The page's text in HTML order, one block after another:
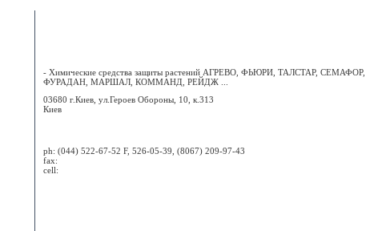
- Химические средства защиты растений АГРЕВО, ФЬЮРИ, ТАЛСТАР, СЕМАФОР,
ФУРАДАН, МАРШАЛ, КОММАНД, РЕЙДЖ ...
03680 г.Киев, ул.Героев Обороны, 10, к.313
Киев
ph: (044) 522-67-52 F, 526-05-39, (8067) 209-97-43
fax:
cell: